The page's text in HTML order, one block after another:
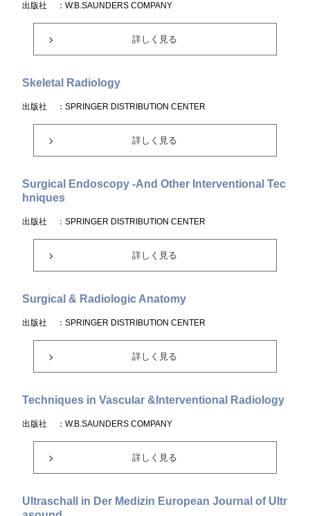
出版社 ：W.B.SAUNDERS COMPANY
詳しく見る
Skeletal Radiology
出版社 ：SPRINGER DISTRIBUTION CENTER
詳しく見る
Surgical Endoscopy -And Other Interventional Tec
hniques
出版社 ：SPRINGER DISTRIBUTION CENTER
詳しく見る
Surgical & Radiologic Anatomy
出版社 ：SPRINGER DISTRIBUTION CENTER
詳しく見る
Techniques in Vascular &Interventional Radiology
出版社 ：W.B.SAUNDERS COMPANY
詳しく見る
Ultraschall in Der Medizin European Journal of Ultr